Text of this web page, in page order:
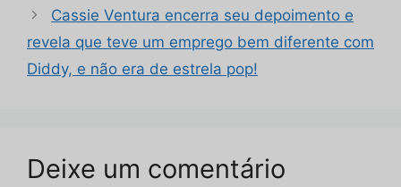
Cassie Ventura encerra seu depoimento e
revela que teve um emprego bem diferente com
Diddy, e não era de estrela pop!
Deixe um comentário